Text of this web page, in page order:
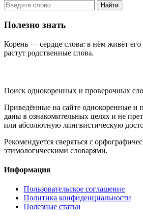
Найти
Полезно знать
Корень — сердце слова: в нём живёт его
растут родственные слова.
Поиск однокоренных и проверочных
Приведённые на сайте однокоренные и
даны в ознакомительных целях и не
или абсолютную лингвистическую
Рекомендуется сверяться с
этимологическими словарями.
Информация
Пользовательское соглашение
Политика конфиденциальности
Полезные статьи